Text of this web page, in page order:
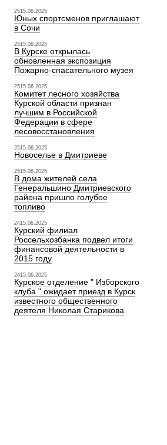
2515.06.2025
Юных спортсменов приглашают
в Сочи
2515.06.2025
В Курске открылась
обновленная экспозиция
Пожарно-спасательного музея
2515.06.2025
Комитет лесного хозяйства
Курской области признан
лучшим в Российской
Федерации в сфере
лесовосстановления
2515.06.2025
Новоселье в Дмитриеве
2515.06.2025
В дома жителей села
Генеральшино Дмитриевского
района пришло голубое
топливо
2415.06.2025
Курский филиал
Россельхозбанка подвел итоги
финансовой деятельности в
2015 году
2415.06.2025
Курское отделение " Изборского
клуба " ожидает приезд в Курск
известного общественного
деятеля Николая Старикова